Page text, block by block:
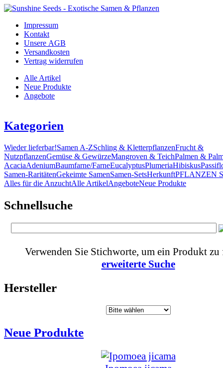
Impressum
Kontakt
Unsere AGB
Versandkosten
Vertrag widerrufen
Alle Artikel
Neue Produkte
Angebote
Kategorien
Wieder lieferbar!Samen A-ZSchling & KletterpflanzenFrucht &
NutzpflanzenGemüse & GewürzeMangroven & TeichPalmen &
AcaciaAdeniumBaumfarne/FarneEucalyptusPlumeriaHibiskus
Samen-RaritätenGekeimte SamenSamen-SetsHerkunftPFLANZEN
Alles für die AnzuchtAlle ArtikelAngeboteNeue Produkte
Schnellsuche
Verwenden Sie Stichworte, um ein Produkt zu
erweiterte Suche
Hersteller
Neue Produkte